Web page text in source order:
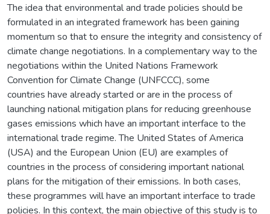
The idea that environmental and trade policies should be
formulated in an integrated framework has been gaining
momentum so that to ensure the integrity and consistency of
climate change negotiations. In a complementary way to the
negotiations within the United Nations Framework
Convention for Climate Change (UNFCCC), some
countries have already started or are in the process of
launching national mitigation plans for reducing greenhouse
gases emissions which have an important interface to the
international trade regime. The United States of America
(USA) and the European Union (EU) are examples of
countries in the process of considering important national
plans for the mitigation of their emissions. In both cases,
these programmes will have an important interface to trade
policies. In this context, the main objective of this study is to